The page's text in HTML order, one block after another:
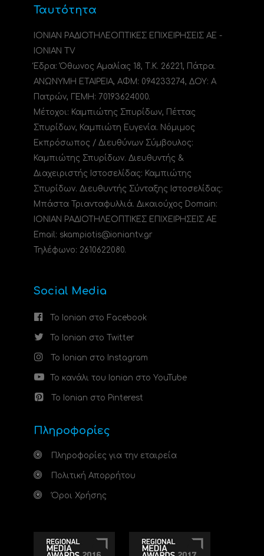
Ταυτότητα
ΙΟΝΙΑΝ ΡΑΔΙΟΤΗΛΕΟΠΤΙΚΕΣ ΕΠΙΧΕΙΡΗΣΕΙΣ ΑΕ -
IONIAN TV
Έδρα: Όθωνος Αμαλίας 18, Τ.Κ. 26221, Πάτρα.
ΑΝΩΝΥΜΗ ΕΤΑΙΡΕΙΑ, ΑΦΜ: 094233274, ΔΟΥ: A
Πατρών, ΓΕΜΗ: 70193624000.
Μέτοχοι: Καμπιώτης Σπυρίδων, Πέττας
Σπυρίδων, Καμπιώτη Ευγενία. Νόμιμος
Εκπρόσωπος / Διευθύνων Σύμβουλος:
Καμπιώτης Σπυρίδων. Διευθυντής &
Διαχειριστής Ιστοσελίδας: Καμπιώτης
Σπυρίδων. Διευθυντής Σύνταξης Ιστοσελίδας:
Μπάστα Τριανταφυλλιά. Δικαιούχος Domain:
ΙΟΝΙΑΝ ΡΑΔΙΟΤΗΛΕΟΠΤΙΚΕΣ ΕΠΙΧΕΙΡΗΣΕΙΣ ΑΕ
Email: skampiotis@ioniantv.gr
Τηλέφωνο: 2610622080.
Social Media
Το Ionian στο Facebook
Το Ionian στο Twitter
Το Ionian στο Instagram
Το κανάλι του Ionian στο YouTube
Το Ionian στο Pinterest
Πληροφορίες
Πληροφορίες για την εταιρεία
Πολιτική Απορρήτου
Όροι Χρήσης